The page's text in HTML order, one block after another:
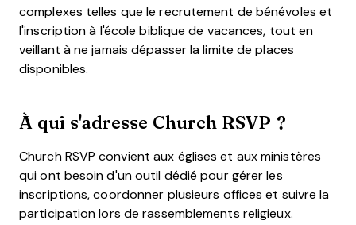
complexes telles que le recrutement de bénévoles et
l'inscription à l'école biblique de vacances, tout en
veillant à ne jamais dépasser la limite de places
disponibles.
À qui s'adresse Church RSVP ?
Church RSVP convient aux églises et aux ministères
qui ont besoin d'un outil dédié pour gérer les
inscriptions, coordonner plusieurs offices et suivre la
participation lors de rassemblements religieux.